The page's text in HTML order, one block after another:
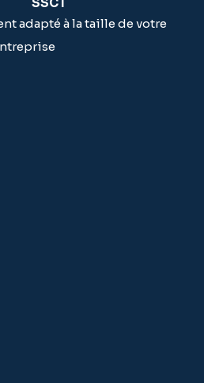
SSCT
adapté à la taille de votre